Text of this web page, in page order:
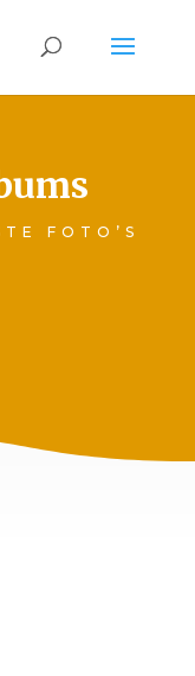
FOTO’S